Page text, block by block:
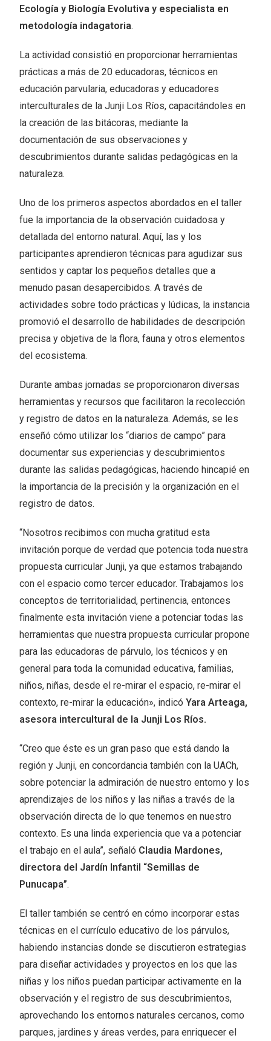
Ecología y Biología Evolutiva y especialista en
metodología indagatoria.
La actividad consistió en proporcionar herramientas
prácticas a más de 20 educadoras, técnicos en
educación parvularia, educadoras y educadores
interculturales de la Junji Los Ríos, capacitándoles en
la creación de las bitácoras, mediante la
documentación de sus observaciones y
descubrimientos durante salidas pedagógicas en la
naturaleza.
Uno de los primeros aspectos abordados en el taller
fue la importancia de la observación cuidadosa y
detallada del entorno natural. Aquí, las y los
participantes aprendieron técnicas para agudizar sus
sentidos y captar los pequeños detalles que a
menudo pasan desapercibidos. A través de
actividades sobre todo prácticas y lúdicas, la instancia
promovió el desarrollo de habilidades de descripción
precisa y objetiva de la flora, fauna y otros elementos
del ecosistema.
Durante ambas jornadas se proporcionaron diversas
herramientas y recursos que facilitaron la recolección
y registro de datos en la naturaleza. Además, se les
enseñó cómo utilizar los “diarios de campo” para
documentar sus experiencias y descubrimientos
durante las salidas pedagógicas, haciendo hincapié en
la importancia de la precisión y la organización en el
registro de datos.
“Nosotros recibimos con mucha gratitud esta
invitación porque de verdad que potencia toda nuestra
propuesta curricular Junji, ya que estamos trabajando
con el espacio como tercer educador. Trabajamos los
conceptos de territorialidad, pertinencia, entonces
finalmente esta invitación viene a potenciar todas las
herramientas que nuestra propuesta curricular propone
para las educadoras de párvulo, los técnicos y en
general para toda la comunidad educativa, familias,
niños, niñas, desde el re-mirar el espacio, re-mirar el
contexto, re-mirar la educación», indicóYara Arteaga,
asesora intercultural de la Junji Los Ríos.
“Creo que éste es un gran paso que está dando la
región y Junji, en concordancia también con la UACh,
sobre potenciar la admiración de nuestro entorno y los
aprendizajes de los niños y las niñas a través de la
observación directa de lo que tenemos en nuestro
contexto. Es una linda experiencia que va a potenciar
el trabajo en el aula”, señaló Claudia Mardones,
directora del Jardín Infantil “Semillas de
Punucapa”.
El taller también se centró en cómo incorporar estas
técnicas en el currículo educativo de los párvulos,
habiendo instancias donde se discutieron estrategias
para diseñar actividades y proyectos en los que las
niñas y los niños puedan participar activamente en la
observación y el registro de sus descubrimientos,
aprovechando los entornos naturales cercanos, como
parques, jardines y áreas verdes, para enriquecer el